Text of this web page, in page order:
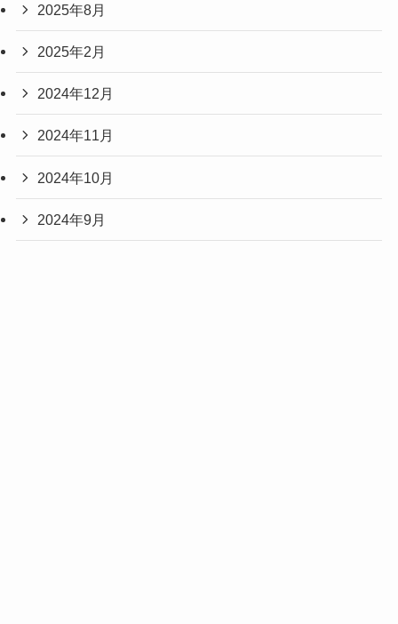
2025年8月
2025年2月
2024年12月
2024年11月
2024年10月
2024年9月